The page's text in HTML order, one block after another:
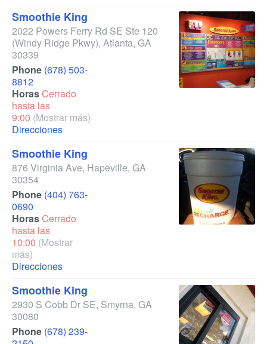
Smoothie King
2022 Powers Ferry Rd SE Ste 120
(Windy Ridge Pkwy), Atlanta, GA
30339
Phone (678) 503-
8812
HorasCerrado
hasta las
9:00 (Mostrar más)
Direcciones
Smoothie King
876 Virginia Ave, Hapeville, GA
30354
Phone (404) 763-
0690
HorasCerrado
hasta las
10:00 (Mostrar
más)
Direcciones
Smoothie King
2930 S Cobb Dr SE, Smyrna, GA
30080
Phone (678) 239-